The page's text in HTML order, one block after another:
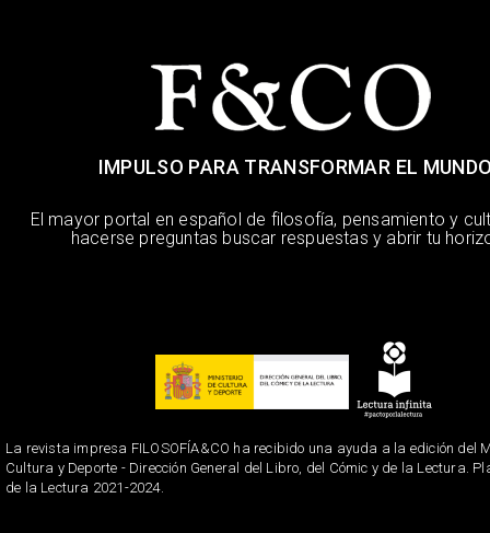
IMPULSO PARA TRANSFORMAR EL
El mayor portal en español de filosofía, pensamiento y
hacerse preguntas buscar respuestas y abrir tu
La revista impresa FILOSOFÍA&CO ha recibido una ayuda a la edición del
Cultura y Deporte - Dirección General del Libro, del Cómic y de la Lectura.
de la Lectura 2021-2024.